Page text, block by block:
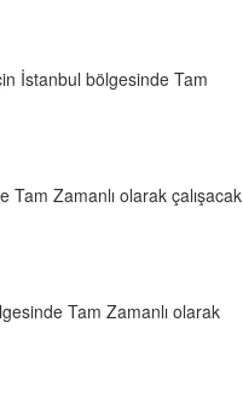
İstanbul bölgesinde Tam
Zamanlı olarak çalışacak
Tam Zamanlı olarak